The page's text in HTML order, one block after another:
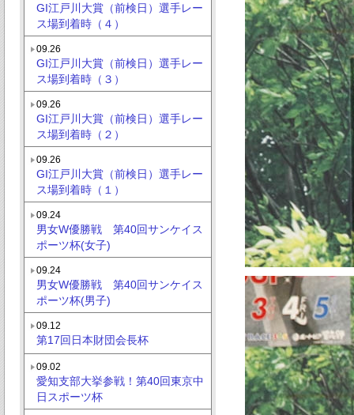
GI江戸川大賞（前検日）選手レー
ス場到着時（４）
09.26
GI江戸川大賞（前検日）選手レー
ス場到着時（３）
09.26
GI江戸川大賞（前検日）選手レー
ス場到着時（２）
09.26
GI江戸川大賞（前検日）選手レー
ス場到着時（１）
09.24
男女W優勝戦 第40回サンケイス
ポーツ杯(女子)
09.24
男女W優勝戦 第40回サンケイス
ポーツ杯(男子)
09.12
第17回日本財団会長杯
09.02
愛知支部大挙参戦！第40回東京中
日スポーツ杯